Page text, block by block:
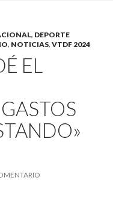
, DEPORTE
, NOTICIAS, VTDF 2024
EL